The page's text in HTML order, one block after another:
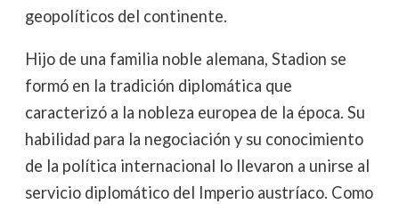
geopolíticos del continente.
Hijo de una familia noble alemana, Stadion se
formó en la tradición diplomática que
caracterizó a la nobleza europea de la época. Su
habilidad para la negociación y su conocimiento
de la política internacional lo llevaron a unirse al
servicio diplomático del Imperio austríaco. Como